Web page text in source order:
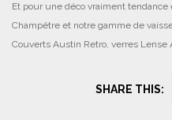
Et pour une déco vraiment tendance
Champêtre et notre gamme de
Couverts Austin Retro, verres Lense
SHARE THIS: